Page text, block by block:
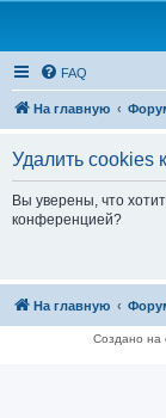
FAQ
На главную
Удалить cookies
Вы уверены, что
конференцией?
На главную
Создано на